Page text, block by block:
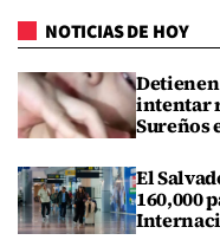
NOTICIAS DE HOY
intentar
Sureños
El
160,000